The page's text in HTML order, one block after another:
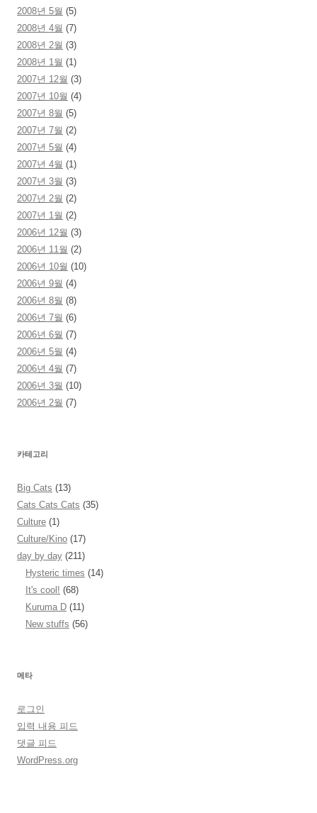
2008년 5월 (5)
2008년 4월 (7)
2008년 2월 (3)
2008년 1월 (1)
2007년 12월 (3)
2007년 10월 (4)
2007년 8월 (5)
2007년 7월 (2)
2007년 5월 (4)
2007년 4월 (1)
2007년 3월 (3)
2007년 2월 (2)
2007년 1월 (2)
2006년 12월 (3)
2006년 11월 (2)
2006년 10월 (10)
2006년 9월 (4)
2006년 8월 (8)
2006년 7월 (6)
2006년 6월 (7)
2006년 5월 (4)
2006년 4월 (7)
2006년 3월 (10)
2006년 2월 (7)
카테고리
Big Cats (13)
Cats Cats Cats (35)
Culture (1)
Culture/Kino (17)
day by day (211)
Hysteric times (14)
It's cool! (68)
Kuruma D (11)
New stuffs (56)
메타
로그인
입력 내용 피드
댓글 피드
WordPress.org